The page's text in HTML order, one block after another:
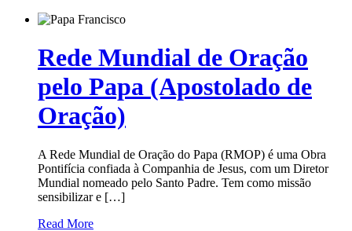
Rede Mundial de Oração
pelo Papa (Apostolado de
Oração)
A Rede Mundial de Oração do Papa (RMOP) é uma Obra
Pontifícia confiada à Companhia de Jesus, com um Diretor
Mundial nomeado pelo Santo Padre. Tem como missão
sensibilizar e […]
Read More